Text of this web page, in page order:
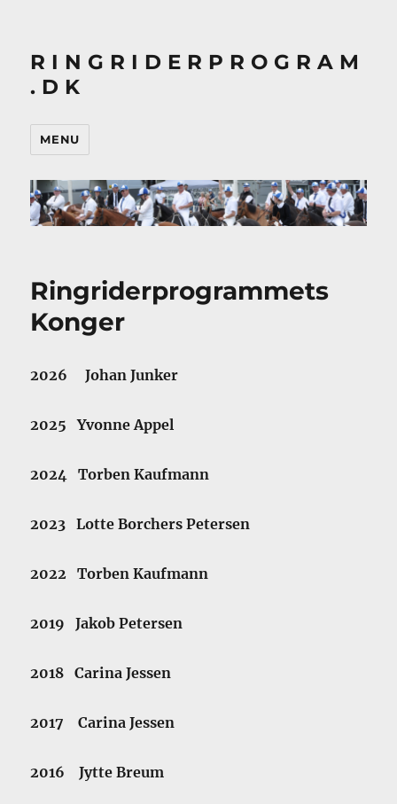
R I N G R I D E R P R O G R A M
. D K
MENU
Ringriderprogrammets
Konger
2026 Johan Junker
2025 Yvonne Appel
2024 Torben Kaufmann
2023 Lotte Borchers Petersen
2022 Torben Kaufmann
2019 Jakob Petersen
2018 Carina Jessen
2017 Carina Jessen
2016 Jytte Breum